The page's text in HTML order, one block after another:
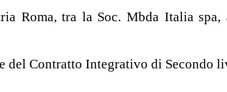
Roma, tra la Soc. Mbda Italia
Contratto Integrativo di Secondo